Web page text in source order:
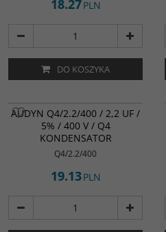
18.27PLN
DO KOSZYKA
AUDYN Q4/2.2/400 / 2,2 UF /
5% / 400 V / Q4
KONDENSATOR
Q4/2.2/400
19.13PLN